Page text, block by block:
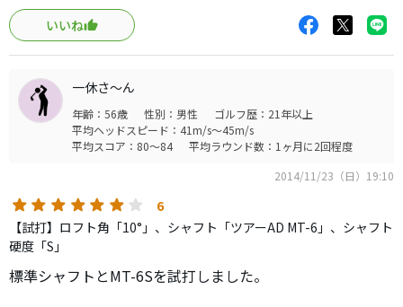
力は半減してしまします。また、ヘッドは重目ですが、そ
の重さに逆らわずに如何に力まず素振りと同じスイングで
ヒット出来るかがポイントです。今の自分には合っており、
とても良いドライバーだと満足しています。
いいね
一休さ〜ん
年齢：56歳 性別：男性
ゴルフ歴：21年以上
平均ヘッドスピード：41m/s～45m/s
平均スコア：80～84
平均ラウンド数：1ヶ月に2回程度
2014/11/23（日）19:10
6
【試打】ロフト角「10°」、シャフト「ツアーAD MT-6」、シャフト
硬度「S」
標準シャフトとMT-6Sを試打しました。